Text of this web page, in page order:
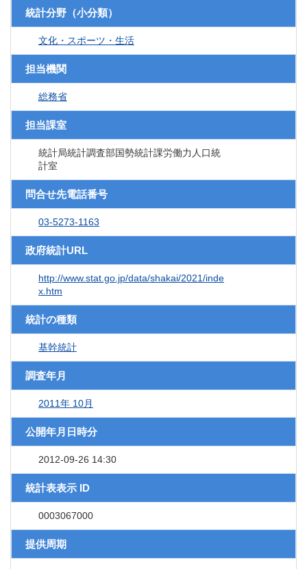
統計分野（小分類）
文化・スポーツ・生活
担当機関
総務省
担当課室
統計局統計調査部国勢統計課労働力人口統
計室
問合せ先電話番号
03-5273-1163
政府統計URL
http://www.stat.go.jp/data/shakai/2021/inde
x.htm
統計の種類
基幹統計
調査年月
2011年 10月
公開年月日時分
2012-09-26 14:30
統計表表示 ID
0003067000
提供周期